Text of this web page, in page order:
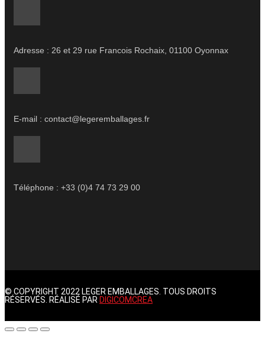
Adresse : 26 et 29 rue Francois Rochaix, 01100 Oyonnax
E-mail : contact@legeremballages.fr
Téléphone : +33 (0)4 74 73 29 00
© COPYRIGHT 2022 LEGER EMBALLAGES. TOUS DROITS
RÉSERVÉS. RÉALISÉ PAR DIGICOMCREA